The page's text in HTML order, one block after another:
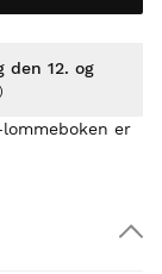
er
den 12. og